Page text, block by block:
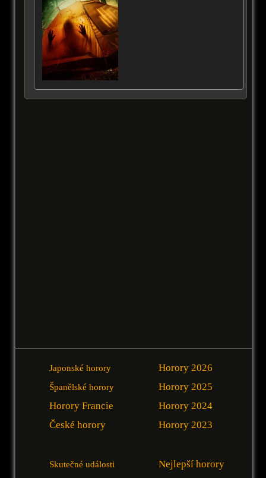
Japonské horory
Španělské horory
Horory Francie
České horory
Horory 2026
Horory 2025
Horory 2024
Horory 2023
Skutečné události
Nejlepší horory